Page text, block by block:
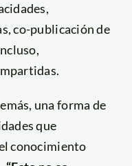
co-publicación de
una forma de
que
conocimiento